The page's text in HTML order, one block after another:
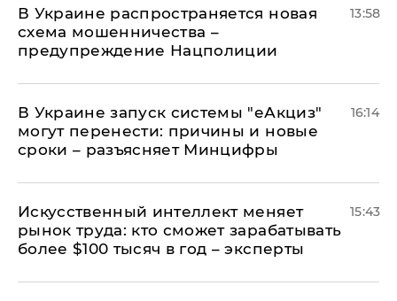
В Украине распространяется новая
схема мошенничества –
предупреждение Нацполиции
13:58
В Украине запуск системы "еАкциз"
могут перенести: причины и новые
сроки – разъясняет Минцифры
16:14
Искусственный интеллект меняет
рынок труда: кто сможет зарабатывать
более $100 тысяч в год – эксперты
15:43